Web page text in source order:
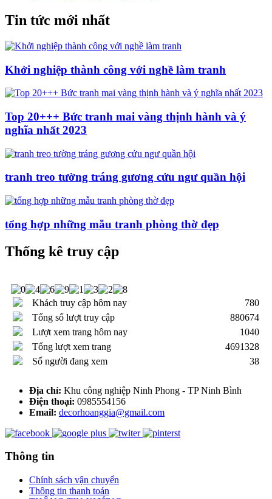
Tin tức mới nhất
Khởi nghiệp thành công với nghề làm tranh
Top 20+++ Bức tranh mai vàng thịnh hành và ý
nghĩa nhất 2023
tranh treo tường tráng gương cửu ngư quần hội
tổng hợp những mẫu tranh phòng thờ đẹp
Thống kê truy cập
Khách truy cập hôm nay
780
Tổng số lượt truy cập
880674
Lượt xem trang hôm nay
1040
Tổng lượt xem trang
4691328
Số người đang xem
38
Địa chỉ: Khu công nghiệp Ninh Phong - TP Ninh Bình
Điện thoại: 0985554156
Email: decorhoanggia@gmail.com
Thông tin
Chính sách vận chuyển
Thông tin thanh toán